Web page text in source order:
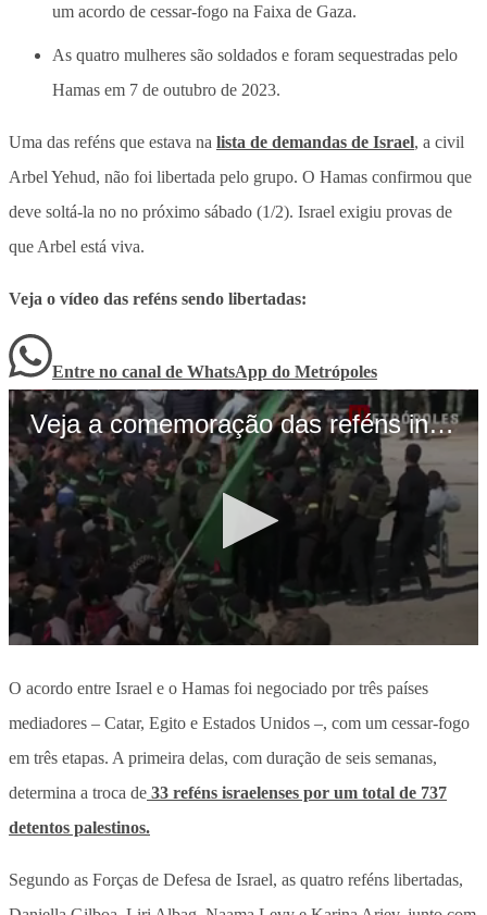
um acordo de cessar-fogo na Faixa de Gaza.
As quatro mulheres são soldados e foram sequestradas pelo
Hamas em 7 de outubro de 2023.
Uma das reféns que estava na lista de demandas de Israel, a civil
Arbel Yehud, não foi libertada pelo grupo. O Hamas confirmou que
deve soltá-la no no próximo sábado (1/2). Israel exigiu provas de
que Arbel está viva.
Veja o vídeo das reféns sendo libertadas:
Entre no canal de WhatsApp do Metrópoles
O acordo entre Israel e o Hamas foi negociado por três países
mediadores – Catar, Egito e Estados Unidos –, com um cessar-fogo
em três etapas. A primeira delas, com duração de seis semanas,
determina a troca de 33 reféns israelenses por um total de 737
detentos palestinos.
Segundo as Forças de Defesa de Israel, as quatro reféns libertadas,